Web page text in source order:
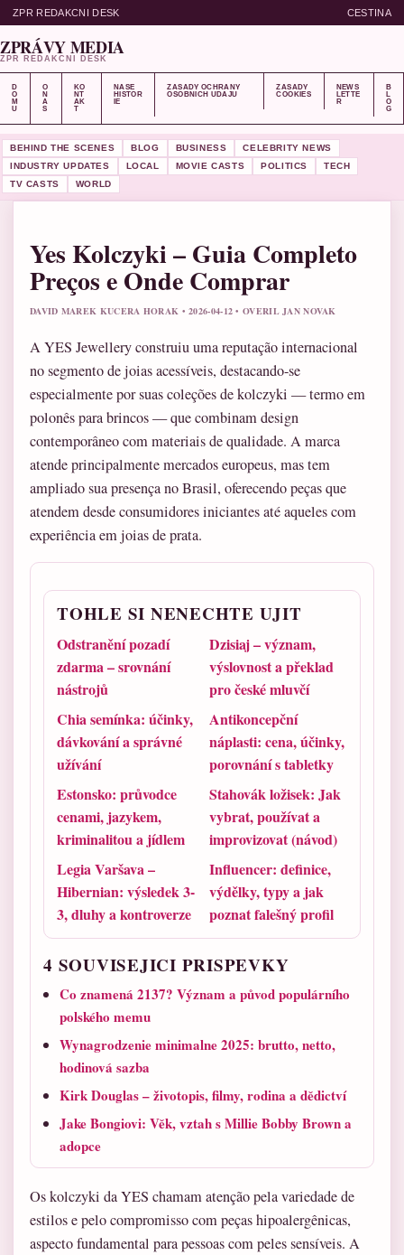
ZPR REDAKCNI DESK CESTINA
ZPRÁVY MEDIA
ZPR REDAKCNI DESK
D
O
M
U
O
N
A
S
KO
NT
AK
T
NASE
HISTOR
IE
ZASADY OCHRANY
OSOBNICH UDAJU
ZASADY
COOKIES
NEWS
LETTE
R
B
L
O
G
BEHIND THE SCENES BLOG BUSINESS
CELEBRITY NEWS
INDUSTRY UPDATES
LOCAL MOVIE CASTS POLITICS
TECH
TV CASTS
WORLD
Yes Kolczyki – Guia Completo
Preços e Onde Comprar
DAVID MAREK KUCERA HORAK • 2026-04-12 • OVERIL JAN NOVAK
A YES Jewellery construiu uma reputação internacional
no segmento de joias acessíveis, destacando-se
especialmente por suas coleções de kolczyki — termo em
polonês para brincos — que combinam design
contemporâneo com materiais de qualidade. A marca
atende principalmente mercados europeus, mas tem
ampliado sua presença no Brasil, oferecendo peças que
atendem desde consumidores iniciantes até aqueles com
experiência em joias de prata.
TOHLE SI NENECHTE UJIT
Odstranění pozadí
zdarma – srovnání
nástrojů
Dzisiaj – význam,
výslovnost a překlad
pro české mluvčí
Chia semínka: účinky,
dávkování a správné
užívání
Antikoncepční
náplasti: cena, účinky,
porovnání s tabletky
Estonsko: průvodce
cenami, jazykem,
kriminalitou a jídlem
Stahovák ložisek: Jak
vybrat, používat a
improvizovat (návod)
Legia Varšava –
Hibernian: výsledek 3-
3, dluhy a kontroverze
Influencer: definice,
výdělky, typy a jak
poznat falešný profil
4 SOUVISEJICI PRISPEVKY
Co znamená 2137? Význam a původ populárního
polského memu
Wynagrodzenie minimalne 2025: brutto, netto,
hodinová sazba
Kirk Douglas – životopis, filmy, rodina a dědictví
Jake Bongiovi: Věk, vztah s Millie Bobby Brown a
adopce
Os kolczyki da YES chamam atenção pela variedade de
estilos e pelo compromisso com peças hipoalergênicas,
aspecto fundamental para pessoas com peles sensíveis. A